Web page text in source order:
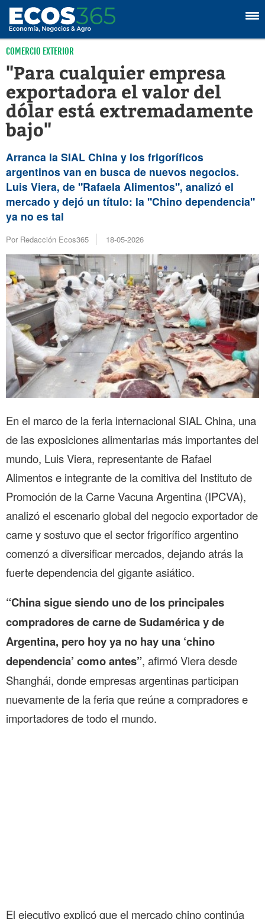
COMERCIO EXTERIOR
"Para cualquier empresa
exportadora el valor del
dólar está extremadamente
bajo"
Arranca la SIAL China y los frigoríficos
argentinos van en busca de nuevos negocios.
Luis Viera, de "Rafaela Alimentos", analizó el
mercado y dejó un título: la "Chino dependencia"
ya no es tal
Por Redacción Ecos365 18-05-2026
En el marco de la feria internacional SIAL China, una
de las exposiciones alimentarias más importantes del
mundo, Luis Viera, representante de Rafael
Alimentos e integrante de la comitiva del Instituto de
Promoción de la Carne Vacuna Argentina (IPCVA),
analizó el escenario global del negocio exportador de
carne y sostuvo que el sector frigorífico argentino
comenzó a diversificar mercados, dejando atrás la
fuerte dependencia del gigante asiático.
“China sigue siendo uno de los principales
compradores de carne de Sudamérica y de
Argentina, pero hoy ya no hay una ‘chino
dependencia’ como antes”, afirmó Viera desde
Shanghái, donde empresas argentinas participan
nuevamente de la feria que reúne a compradores e
importadores de todo el mundo.
El ejecutivo explicó que el mercado chino continúa